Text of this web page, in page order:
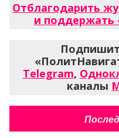
Отблагодарить
и поддержать
Telegram,
каналы